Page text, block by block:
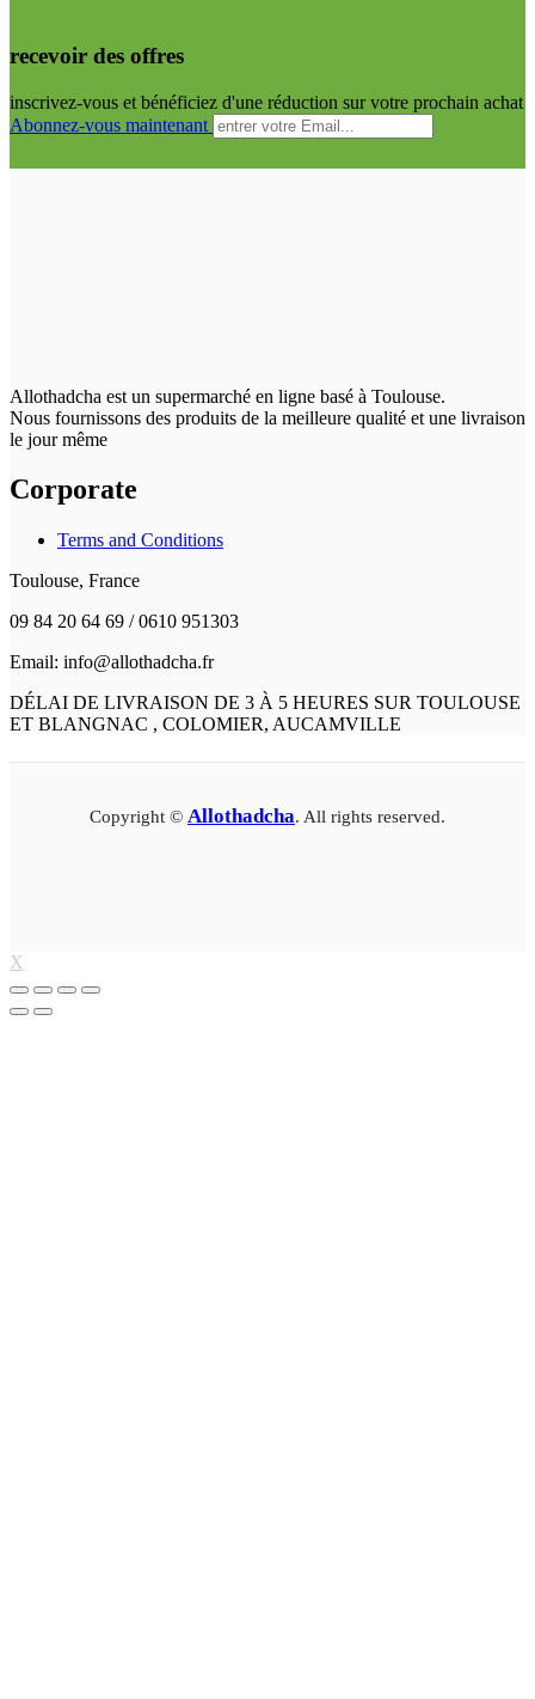
recevoir des offres
inscrivez-vous et bénéficiez d'une réduction sur votre prochain achat
Abonnez-vous maintenant
Allothadcha est un supermarché en ligne basé à Toulouse.
Nous fournissons des produits de la meilleure qualité et une livraison
le jour même
Corporate
Terms and Conditions
Toulouse, France
09 84 20 64 69 / 0610 951303
Email: info@allothadcha.fr
DÉLAI DE LIVRAISON DE 3 À 5 HEURES SUR TOULOUSE
ET BLANGNAC , COLOMIER, AUCAMVILLE
Copyright © Allothadcha. All rights reserved.
X